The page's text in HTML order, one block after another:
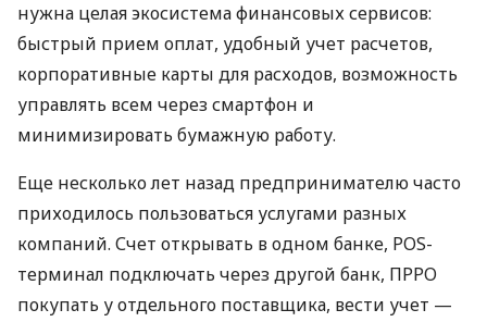
нужна целая экосистема финансовых сервисов:
быстрый прием оплат, удобный учет расчетов,
корпоративные карты для расходов, возможность
управлять всем через смартфон и
минимизировать бумажную работу.
Еще несколько лет назад предпринимателю часто
приходилось пользоваться услугами разных
компаний. Счет открывать в одном банке, POS-
терминал подключать через другой банк, ПРРО
покупать у отдельного поставщика, вести учет —